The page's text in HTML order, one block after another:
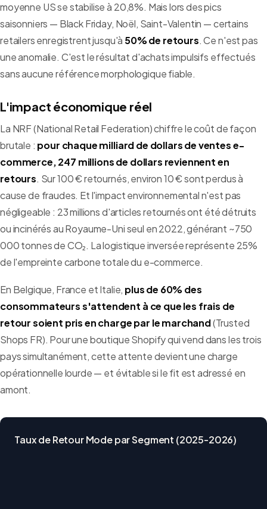
moyenne US se stabilise à 20,8%. Mais lors des pics
saisonniers — Black Friday, Noël, Saint-Valentin — certains
retailers enregistrent jusqu'à 50% de retours. Ce n'est pas
une anomalie. C'est le résultat d'achats impulsifs effectués
sans aucune référence morphologique fiable.
L'impact économique réel
La NRF (National Retail Federation) chiffre le coût de façon
brutale : pour chaque milliard de dollars de ventes e-
commerce, 247 millions de dollars reviennent en
retours. Sur 100 € retournés, environ 10 € sont perdus à
cause de fraudes. Et l'impact environnemental n'est pas
négligeable : 23 millions d'articles retournés ont été détruits
ou incinérés au Royaume-Uni seul en 2022, générant ~750
000 tonnes de CO₂. La logistique inversée représente 25%
de l'empreinte carbone totale du e-commerce.
En Belgique, France et Italie, plus de 60% des
consommateurs s'attendent à ce que les frais de
retour soient pris en charge par le marchand(Trusted
Shops FR). Pour une boutique Shopify qui vend dans les trois
pays simultanément, cette attente devient une charge
opérationnelle lourde — et évitable si le fit est adressé en
amont.
Taux de Retour Mode par Segment (2025-2026)